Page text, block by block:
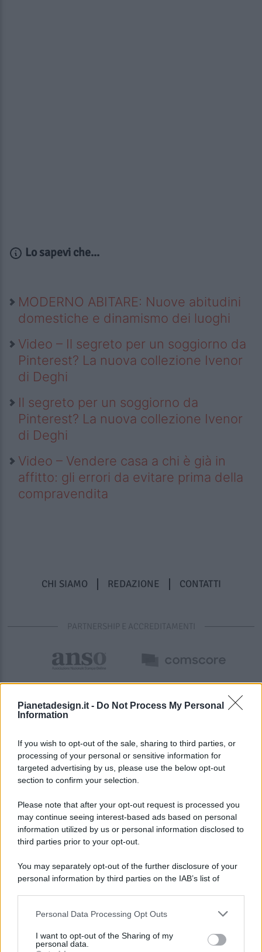
Pianetadesign.it - Do Not Process My Personal
Information
If you wish to opt-out of the sale, sharing to third parties, or
processing of your personal or sensitive information for
targeted advertising by us, please use the below opt-out
section to confirm your selection.
Please note that after your opt-out request is processed you
may continue seeing interest-based ads based on personal
information utilized by us or personal information disclosed to
third parties prior to your opt-out.
You may separately opt-out of the further disclosure of your
personal information by third parties on the IAB’s list of
This information may also be disclosed by us to third parties
disclose it to other third parties.
Personal Data Processing Opt Outs
I want to opt-out of the Sharing of my
personal data.
Lo sapevi che...
MODERNO ABITARE: Nuove abitudini
domestiche e dinamismo dei luoghi
Video – Il segreto per un soggiorno da
Pinterest? La nuova collezione Ivenor
di Deghi
Il segreto per un soggiorno da
Pinterest? La nuova collezione Ivenor
di Deghi
Video – Vendere casa a chi è già in
affitto: gli errori da evitare prima della
compravendita
CHI SIAMO REDAZIONE CONTATTI
PARTNERSHIP E ACCREDITAMENTI
© 2026 - Pianeta Design - P.IVA 04827280654 - Testata
Registrata Al Tribunale Di Nocera Inferiore N. 8/2020 - RG N.
ISCRIZIONE AL ROC N. 35792 – ISCRITTA ALL’ANSO
(ASSOCIAZIONE NAZIONALE STAMPA ONLINE)
PREFERENZE PRIVACY